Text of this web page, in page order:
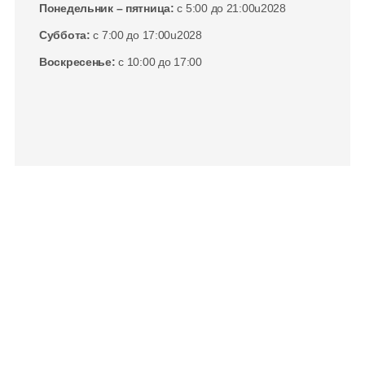
Понедельник – пятница: с 5:00 до 21:00u2028
Суббота: с 7:00 до 17:00u2028
Воскресенье: с 10:00 до 17:00